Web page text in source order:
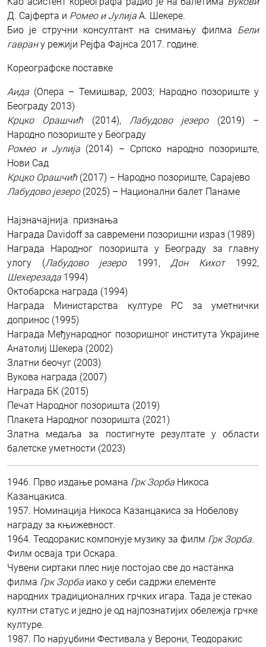
Д. Сајферта и Ромео и Јулија А. Шекере.
Био је стручни консултант на снимању филма Бели
гаврану режији Рејфа Фајнса 2017. године.
Кореографске поставке
Аидa (Опера – Темишвар, 2003; Народно позориште у
Београду 2013)
Крцко Орашчић(2014),Лабудово језеро(2019) –
Народно позориште у Београду
Ромео и Јулија (2014) – Српско народно позориште,
Нови Сад
Крцко Орашчић(2017) – Народно позориште, Сарајево
Лабудово језеро(2025) – Национални балет Панаме
Најзначајнија признања
Награда Davidoff за савремени позоришни израз (1989)
Награда Народног позоришта у Београду за главну
улогу (Лабудово језеро1991,Дон Кихот1992,
Шехерезада 1994)
Октобарска награда (1994)
Награда Министарства културе РС за уметнички
допринос (1995)
Награда Међународног позоришног института Украјине
Анатолиј Шекера (2002)
Златни беочуг (2003)
Вукова награда (2007)
Награда БК (2015)
Печат Народног позоришта (2019)
Плакета Народног позоришта (2021)
Златна медаља за постигнуте резултате у области
балетске уметности (2023)
1946. Прво издање романа Грк Зорба Никоса
Казанцакиса.
1957. Номинација Никоса Казанцакиса за Нобелову
награду за књижевност.
1964. Теодоракис компонује музику за филм Грк Зорба.
Филм осваја три Оскара.
Чувени сиртаки плес није постојао све до настанка
филма Грк Зорба иако у себи садржи елементе
народних традиционалних грчких игара. Тада је стекао
култни статус и једно је од најпознатијих обележја грчке
културе.
1987. По наруџбини Фестивала у Верони, Теодоракис